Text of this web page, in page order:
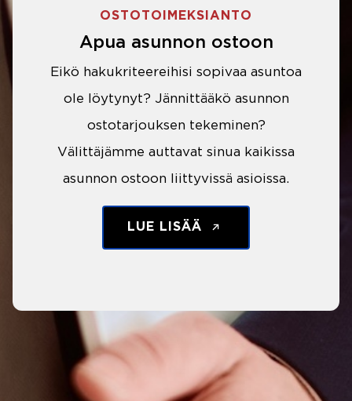
OSTOTOIMEKSIANTO
Apua asunnon ostoon
Eikö hakukriteereihisi sopivaa asuntoa
ole löytynyt? Jännittääkö asunnon
ostotarjouksen tekeminen?
Välittäjämme auttavat sinua kaikissa
asunnon ostoon liittyvissä asioissa.
LUE LISÄÄ